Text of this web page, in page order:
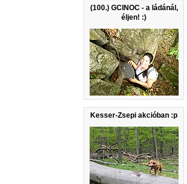
(100.) GCINOC - a ládánál,
éljen! :)
Kesser-Zsepi akcióban :p